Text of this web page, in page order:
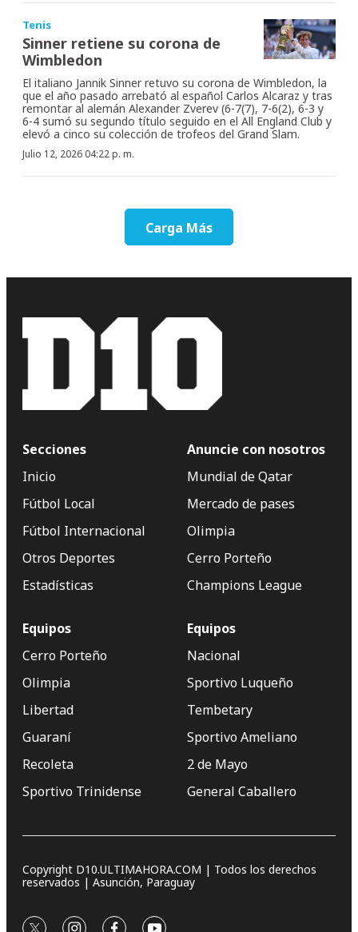
Tenis
Sinner retiene su corona de
Wimbledon
El italiano Jannik Sinner retuvo su corona de Wimbledon, la
que el año pasado arrebató al español Carlos Alcaraz y tras
remontar al alemán Alexander Zverev (6-7(7), 7-6(2), 6-3 y
6-4 sumó su segundo título seguido en el All England Club y
elevó a cinco su colección de trofeos del Grand Slam.
Julio 12, 2026 04:22 p. m.
Carga Más
Secciones
Inicio
Fútbol Local
Fútbol Internacional
Otros Deportes
Estadísticas
Anuncie con nosotros
Mundial de Qatar
Mercado de pases
Olimpia
Cerro Porteño
Champions League
Equipos
Cerro Porteño
Olimpia
Libertad
Guaraní
Recoleta
Sportivo Trinidense
Equipos
Nacional
Sportivo Luqueño
Tembetary
Sportivo Ameliano
2 de Mayo
General Caballero
Copyright D10.ULTIMAHORA.COM | Todos los derechos
reservados | Asunción, Paraguay